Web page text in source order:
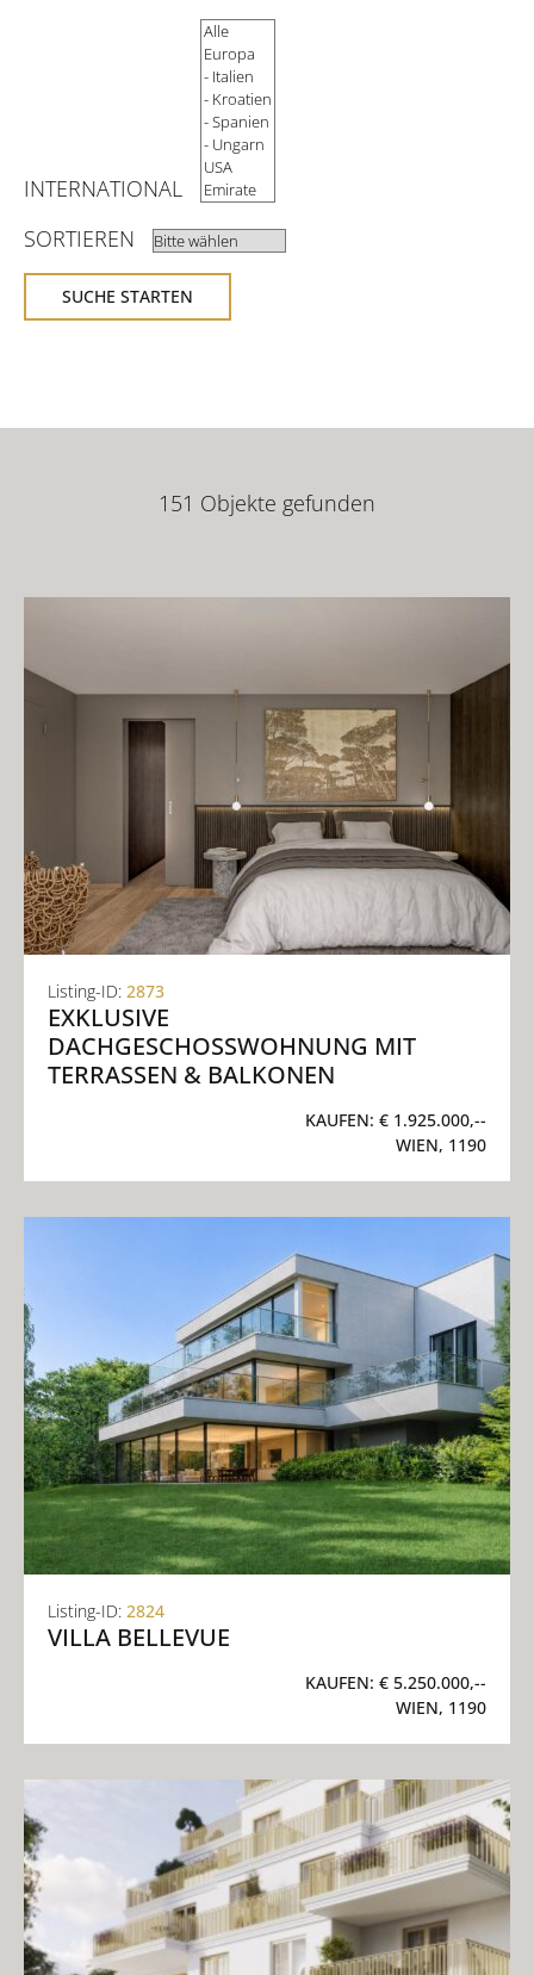
INTERNATIONAL
SORTIEREN
SUCHE STARTEN
151 Objekte gefunden
Listing-ID: 2873
EXKLUSIVE
DACHGESCHOSSWOHNUNG MIT
TERRASSEN & BALKONEN
KAUFEN: € 1.925.000,--
WIEN, 1190
Listing-ID: 2824
VILLA BELLEVUE
KAUFEN: € 5.250.000,--
WIEN, 1190